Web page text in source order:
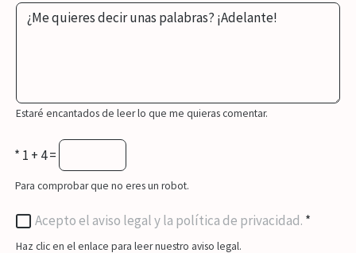
Estaré encantados de leer lo que me quieras comentar.
* 1 + 4 =
Para comprobar que no eres un robot.
Acepto el aviso legal y la política de privacidad. *
Haz clic en el enlace para leer nuestro aviso legal.